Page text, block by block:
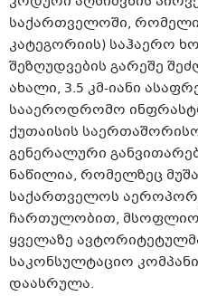
საქართველოში,
კატეგორიის) საჰაერო
შეზღუდვების გარეშე
ახალი, 3.5 კმ-იანი
სააეროდრომო
ქუთაისის
გენერალური
ნაწილია, რომელზეც
საქართველოს
ჩართულობით,
ყველაზე
საკონსულტაციო
დაასრულა.